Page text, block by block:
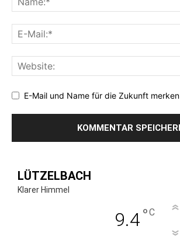
E-Mail und Name für die Zukunft merken
LÜTZELBACH
Klarer Himmel
9.4°C